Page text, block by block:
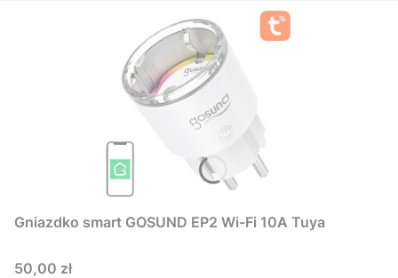
Gniazdko smart GOSUND EP2 Wi-Fi 10A Tuya
Cena
50,00 zł